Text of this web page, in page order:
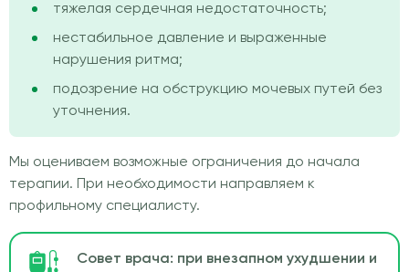
тяжелая сердечная недостаточность;
нестабильное давление и выраженные
нарушения ритма;
подозрение на обструкцию мочевых путей без
уточнения.
Мы оцениваем возможные ограничения до начала
терапии. При необходимости направляем к
профильному специалисту.
Совет врача: при внезапном ухудшении и